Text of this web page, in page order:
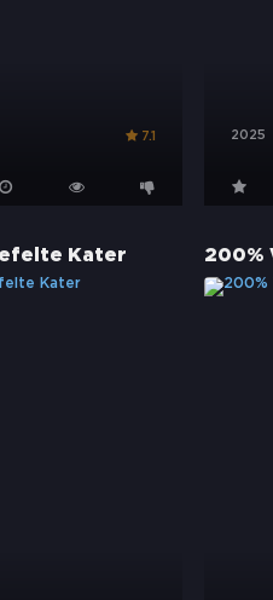
7.1 2025
Kater 200%